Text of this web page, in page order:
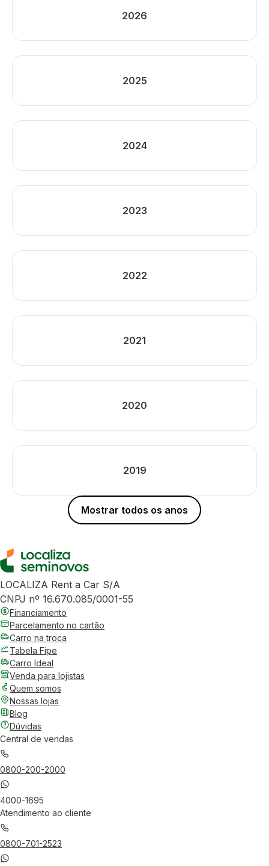
2026
2025
2024
2023
2022
2021
2020
2019
Mostrar todos os anos
LOCALIZA Rent a Car S/A
CNPJ nº 16.670.085/0001-55
Financiamento
Parcelamento no cartão
Carro na troca
Tabela Fipe
Carro Ideal
Venda para lojistas
Quem somos
Nossas lojas
Blog
Dúvidas
Central de vendas
0800-200-2000
4000-1695
Atendimento ao cliente
0800-701-2523